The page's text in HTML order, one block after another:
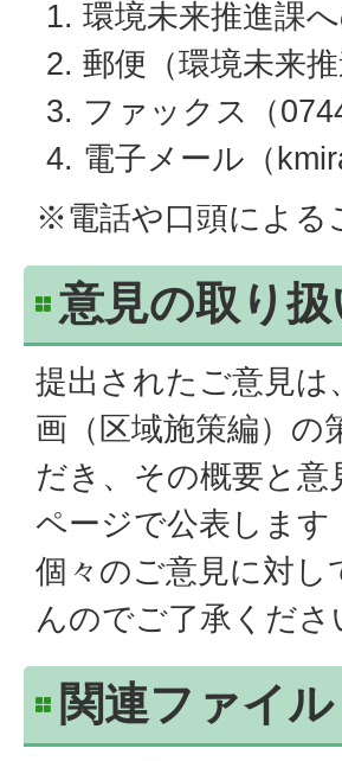
環境未来推進課
郵便（環境未来推
ファックス（
電子メール（
※電話や口頭による
意見の取り扱
提出されたご意見は
画（区域施策編）
だき、その概要と
ページで公表します
個々のご意見に対し
んのでご了承くださ
関連ファイル